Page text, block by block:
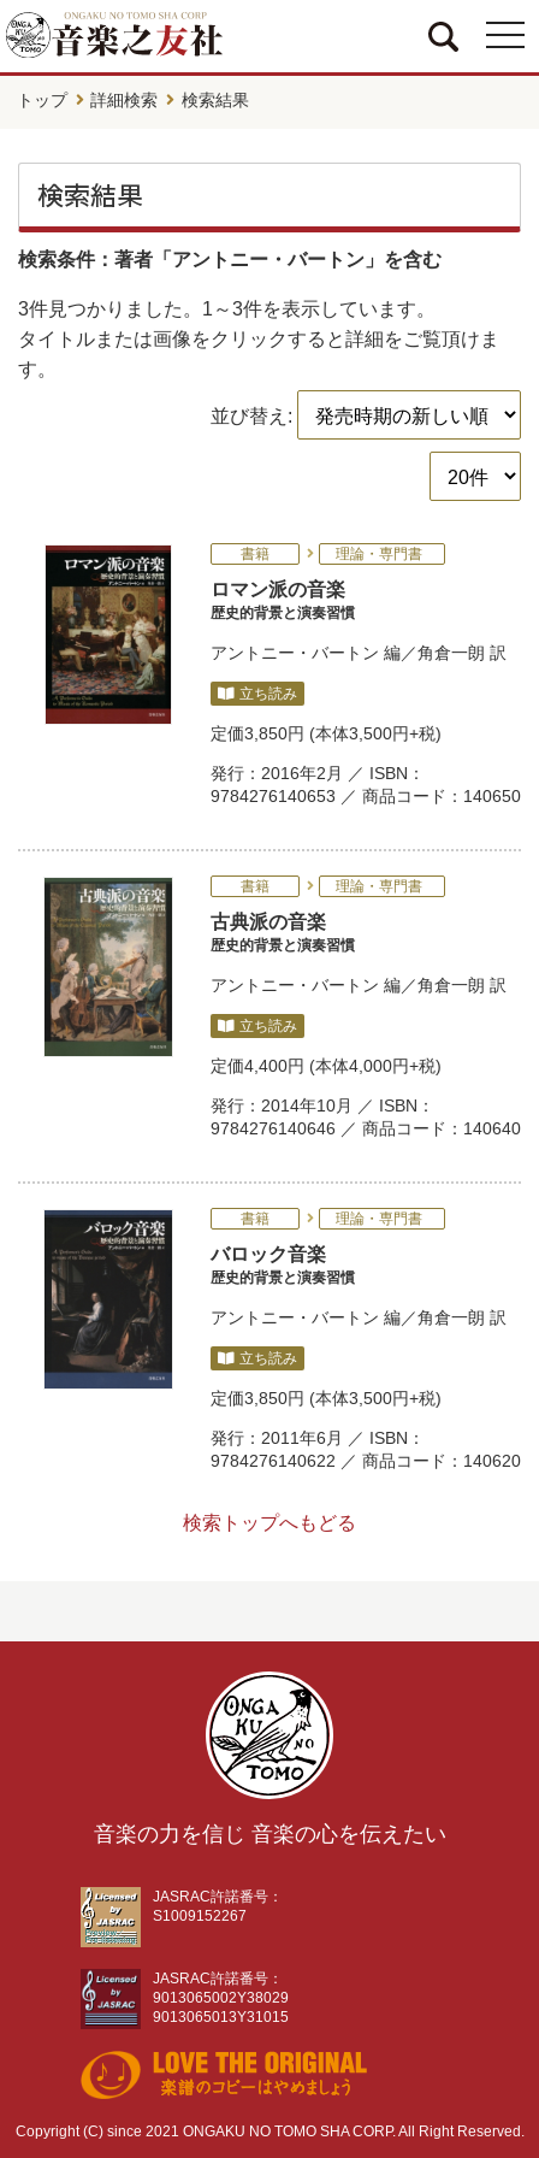
トップ 詳細検索 検索結果
検索結果
検索条件：著者「アントニー・バートン」を含む
3件見つかりました。 1～3件を表示しています。
タイトルまたは画像をクリックすると詳細をご覧頂けま
す。
並び替え:
書籍 理論・専門書
ロマン派の音楽
歴史的背景と演奏習慣
アントニー・バートン 編／角倉一朗 訳
立ち読み
定価3,850円 (本体3,500円+税)
発行：2016年2月 ／ ISBN：
9784276140653 ／ 商品コード：140650
書籍 理論・専門書
古典派の音楽
歴史的背景と演奏習慣
アントニー・バートン 編／角倉一朗 訳
立ち読み
定価4,400円 (本体4,000円+税)
発行：2014年10月 ／ ISBN：
9784276140646 ／ 商品コード：140640
書籍 理論・専門書
バロック音楽
歴史的背景と演奏習慣
アントニー・バートン 編／角倉一朗 訳
立ち読み
定価3,850円 (本体3,500円+税)
発行：2011年6月 ／ ISBN：
9784276140622 ／ 商品コード：140620
検索トップへもどる
音楽の力を信じ 音楽の心を伝えたい
JASRAC許諾番号：
S1009152267
JASRAC許諾番号：
9013065002Y38029
9013065013Y31015
Copyright (C) since 2021 ONGAKU NO TOMO SHA CORP. All Right Reserved.